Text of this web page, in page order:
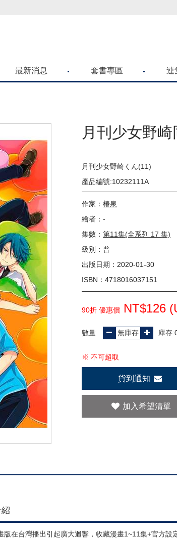
各位喜歡青文購物網的朋友們，提高警覺！
最新消息 套書專區 連
月刊少女野
月刊少女野崎くん(11)
產品編號:10232111A
作家： 椿泉
繪者：-
集數： 第11集(全系列 17 集)
級別：普
出版日期：2020-01-30
ISBN：4718016037151
90折 優惠價 NT$126 (
數量 庫存
※ 不可超取
貨到通知
加入希望清單
在台灣播出引起廣大迴響，收藏漫畫1~11集+官方